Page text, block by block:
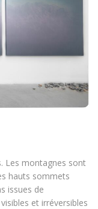
Les montagnes sont
hauts sommets
issues de
et irréversibles